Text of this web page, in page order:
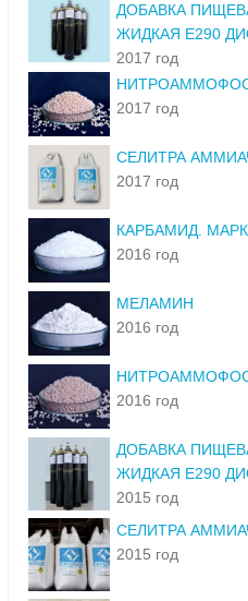
ДОБАВКА
ЖИДКАЯ Е290
2017 год
2017 год
СЕЛИТРА
2017 год
КАРБАМИД.
2016 год
МЕЛАМИН
2016 год
2016 год
ДОБАВКА
ЖИДКАЯ Е290
2015 год
СЕЛИТРА
2015 год